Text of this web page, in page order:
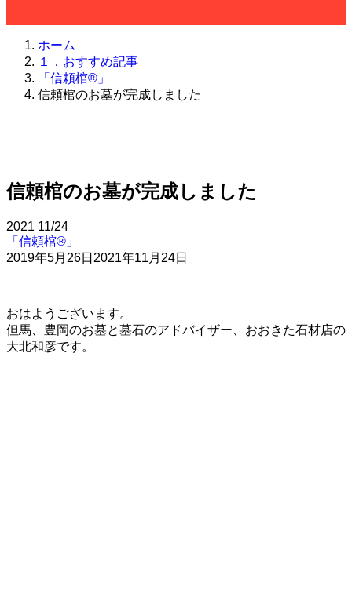
ホーム
１．おすすめ記事
「信頼棺®」
信頼棺のお墓が完成しました
信頼棺のお墓が完成しました
2021 11/24
「信頼棺®」
2019年5月26日 2021年11月24日
おはようございます。
但馬、豊岡のお墓と墓石のアドバイザー、おおきた石材店の
大北和彦です。